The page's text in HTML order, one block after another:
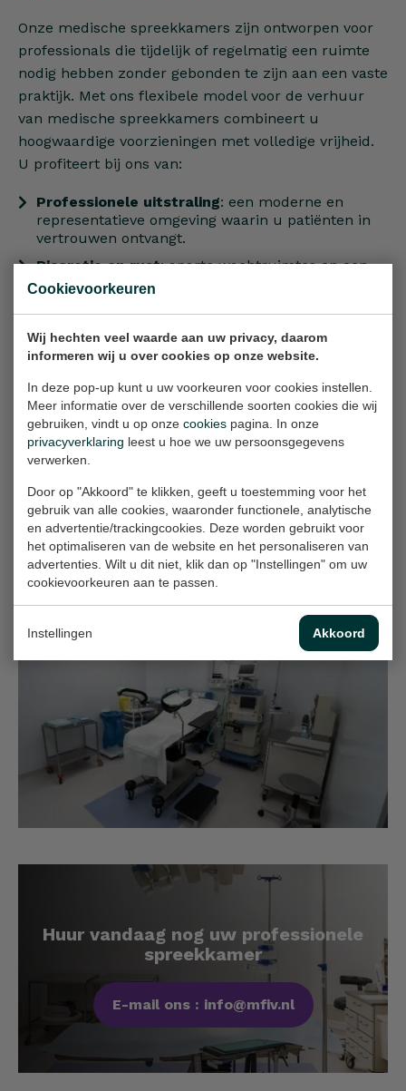
Cookievoorkeuren
Wij hechten veel waarde aan uw privacy, daarom
informeren wij u over cookies op onze website.
In deze pop-up kunt u uw voorkeuren voor cookies instellen.
Meer informatie over de verschillende soorten cookies die wij
gebruiken, vindt u op onze cookies pagina. In onze
privacyverklaring leest u hoe we uw persoonsgegevens
verwerken.
Door op "Akkoord" te klikken, geeft u toestemming voor het
gebruik van alle cookies, waaronder functionele, analytische
en advertentie/trackingcookies. Deze worden gebruikt voor
het optimaliseren van de website en het personaliseren van
advertenties. Wilt u dit niet, klik dan op "Instellingen" om uw
cookievoorkeuren aan te passen.
Instellingen Akkoord
Onze medische spreekkamers zijn ontworpen voor
professionals die tijdelijk of regelmatig een ruimte
nodig hebben zonder gebonden te zijn aan een vaste
praktijk. Met ons flexibele model voor de verhuur
van medische spreekkamers combineert u
hoogwaardige voorzieningen met volledige vrijheid.
U profiteert bij ons van:
Professionele uitstraling: een moderne en
representatieve omgeving waarin u patiënten in
vertrouwen ontvangt.
Discretie en rust: aparte wachtruimtes en een
goed gereguleerde patiëntenstroom zorgen voor
Flexibele huurvoorwaarden
: van incidenteel
gebruik tot structurele afspraken, volledig
aanpasbaar aan uw praktijkritme.
Ondersteuning op locatie: ons vaste team helpt
u met ontvangst, administratie en nazorg.
Volwaardige medische setting: de spreekkamer
maakt deel uit van een breder zorgaanbod, met
operatiekamerindien nodig.
Door een spreekkamer te huren bij onzekliniek,
kiest u voor betrouwbaarheid, efficiëntie en comfort
in één.
Huur vandaag nog uw professionele
spreekkamer
E-mail ons : info@mfiv.nl